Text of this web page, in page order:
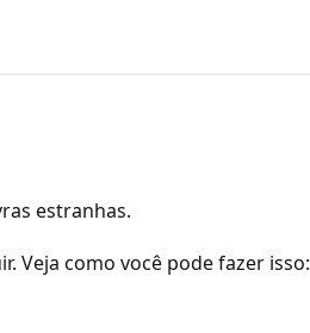
estranhas.
Veja como você pode fazer isso: